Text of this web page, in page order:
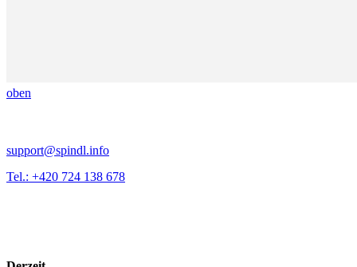
oben
support@spindl.info
Tel.: +420 724 138 678